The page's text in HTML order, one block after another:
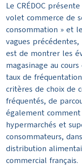
Le CRÉDOC
volet commerce de
consommation » et
vagues précédentes,
est de montrer les
magasinage au
taux de
critères de choix de
fréquentés, de
également comment
hypermarchés et
consommateurs,
distribution
commercial français.